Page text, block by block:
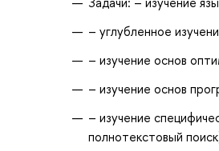
– углубленное
– изучение основ
– изучение основ
– изучение
полнотекстовый